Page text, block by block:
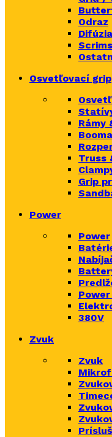
Odraz
Osvetľovací grip
Rámy
Truss
Grip
Power
Power
380V
Zvuk
Zvuk